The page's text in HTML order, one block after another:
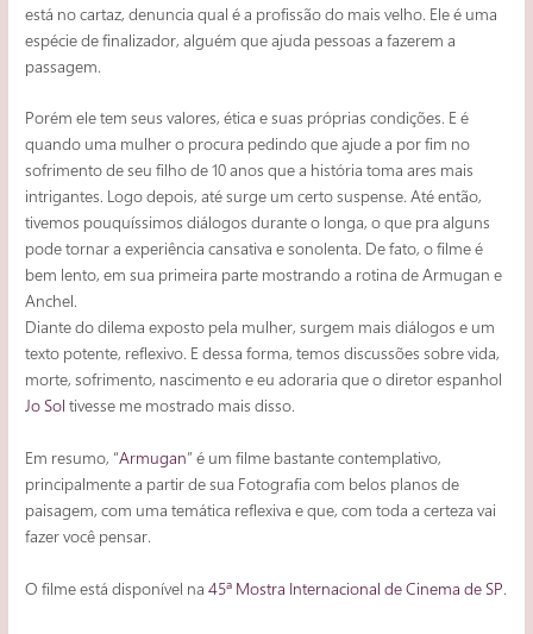
está no cartaz, denuncia qual é a profissão do mais velho. Ele é uma
espécie de finalizador, alguém que ajuda pessoas a fazerem a
passagem.
Porém ele tem seus valores, ética e suas próprias condições. E é
quando uma mulher o procura pedindo que ajude a por fim no
sofrimento de seu filho de 10 anos que a história toma ares mais
intrigantes. Logo depois, até surge um certo suspense. Até então,
tivemos pouquíssimos diálogos durante o longa, o que pra alguns
pode tornar a experiência cansativa e sonolenta. De fato, o filme é
bem lento, em sua primeira parte mostrando a rotina de Armugan e
Anchel.
Diante do dilema exposto pela mulher, surgem mais diálogos e um
texto potente, reflexivo. E dessa forma, temos discussões sobre vida,
morte, sofrimento, nascimento e eu adoraria que o diretor espanhol
Jo Sol tivesse me mostrado mais disso.
Em resumo, “Armugan” é um filme bastante contemplativo,
principalmente a partir de sua Fotografia com belos planos de
paisagem, com uma temática reflexiva e que, com toda a certeza vai
fazer você pensar.
O filme está disponível na45ª Mostra Internacional de Cinema de SP.